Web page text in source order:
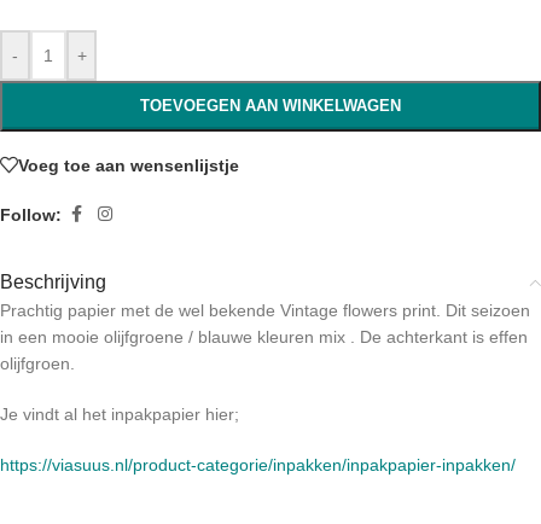
- +
TOEVOEGEN AAN WINKELWAGEN
Voeg toe aan wensenlijstje
Follow:
Beschrijving
Prachtig papier met de wel bekende Vintage flowers print. Dit seizoen
in een mooie olijfgroene / blauwe kleuren mix . De achterkant is effen
olijfgroen.
Je vindt al het inpakpapier hier;
https://viasuus.nl/product-categorie/inpakken/inpakpapier-inpakken/